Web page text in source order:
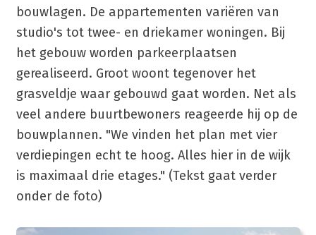
bouwlagen. De appartementen variëren van
studio's tot twee- en driekamer woningen. Bij
het gebouw worden parkeerplaatsen
gerealiseerd. Groot woont tegenover het
grasveldje waar gebouwd gaat worden. Net als
veel andere buurtbewoners reageerde hij op de
bouwplannen. "We vinden het plan met vier
verdiepingen echt te hoog. Alles hier in de wijk
is maximaal drie etages." (Tekst gaat verder
onder de foto)